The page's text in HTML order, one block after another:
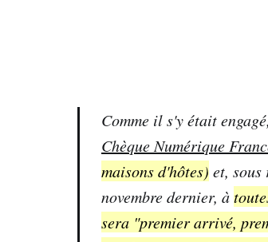
Comme il s'y était
Chèque Numérique
maisons d'hôtes) et, sous
novembre dernier, à
sera "premier arrivé,